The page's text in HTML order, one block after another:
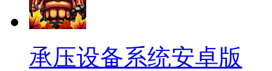
承压设备系统安卓版